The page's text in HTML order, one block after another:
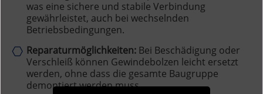
was eine sichere und stabile Verbindung
gewährleistet, auch bei wechselnden
Betriebsbedingungen.
Reparaturmöglichkeiten: Bei Beschädigung oder
Verschleiß können Gewindebolzen leicht ersetzt
werden, ohne dass die gesamte Baugruppe
demontiert werden muss.